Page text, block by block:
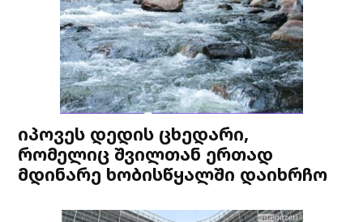
იპოვეს დედის ცხედარი,
რომელიც შვილთან ერთად
მდინარე ხობისწყალში დაიხრჩო